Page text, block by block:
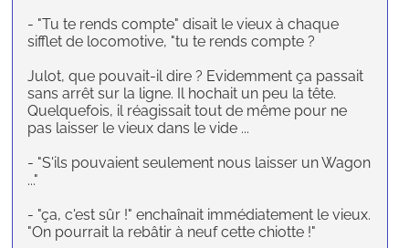
- "Tu te rends compte" disait le vieux à chaque
sifflet de locomotive, "tu te rends compte ?
Julot, que pouvait-il dire ? Evidemment ça passait
sans arrêt sur la ligne. Il hochait un peu la tête.
Quelquefois, il réagissait tout de même pour ne
pas laisser le vieux dans le vide ...
- "S'ils pouvaient seulement nous laisser un Wagon
..."
- "ça, c'est sûr !" enchaînait immédiatement le vieux.
"On pourrait la rebâtir à neuf cette chiotte !"